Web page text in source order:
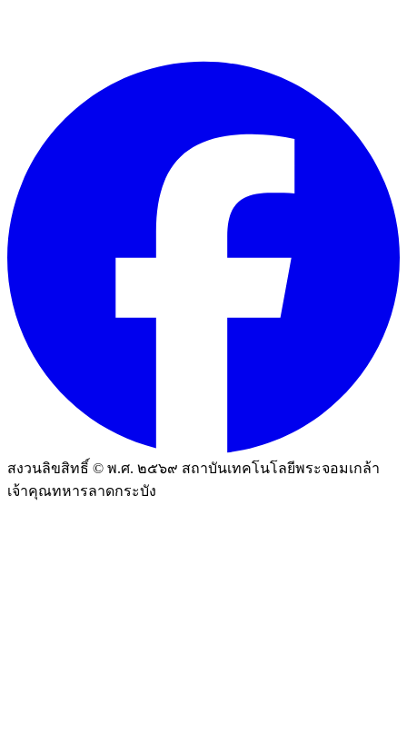
สงวนลิขสิทธิ์ © พ.ศ. ๒๕๖๙ สถาบันเทคโนโลยีพระจอมเกล้า
เจ้าคุณทหารลาดกระบัง